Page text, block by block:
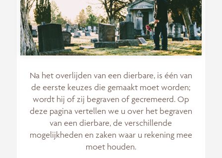
Na het overlijden van een dierbare, is één van
de eerste keuzes die gemaakt moet worden;
wordt hij of zij begraven of gecremeerd. Op
deze pagina vertellen we u over het begraven
van een dierbare, de verschillende
mogelijkheden en zaken waar u rekening mee
moet houden.